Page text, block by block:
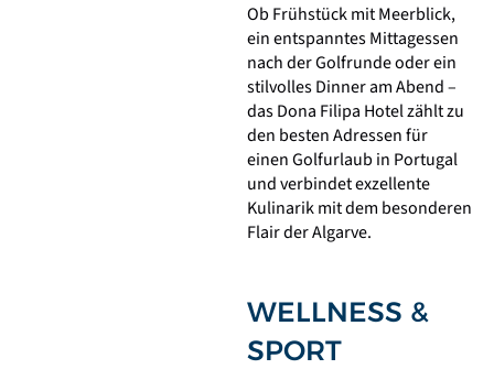
Ob Frühstück mit Meerblick,
ein entspanntes Mittagessen
nach der Golfrunde oder ein
stilvolles Dinner am Abend –
das Dona Filipa Hotel zählt zu
den besten Adressen für
einen Golfurlaub in Portugal
und verbindet exzellente
Kulinarik mit dem besonderen
Flair der Algarve.
WELLNESS &
SPORT